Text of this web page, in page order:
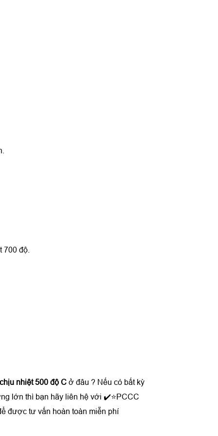
độ.
nhiệt 500 độ C ở đâu ? Nếu có bất kỳ
lớn thì bạn hãy liên hệ với ✔️⭐PCCC
được tư vấn hoàn toàn miễn phí